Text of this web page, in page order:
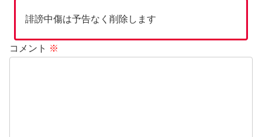
誹謗中傷は予告なく削除します
コメント ※